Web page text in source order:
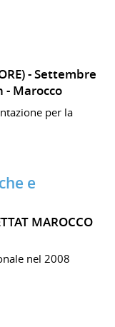
Settembre
Marocco
per la
e
MAROCCO
nel 2008